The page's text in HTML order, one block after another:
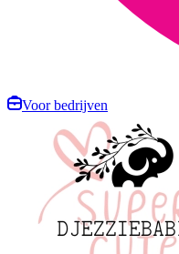
Voor bedrijven